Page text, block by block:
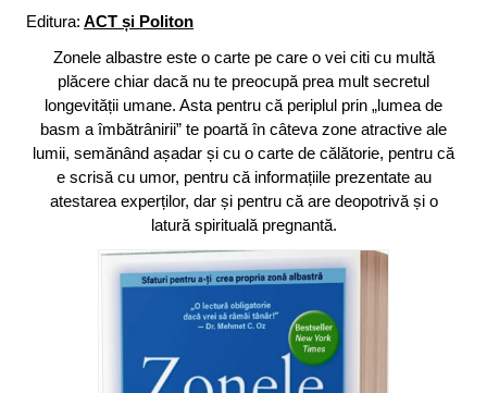
Editura: ACT și Politon
Zonele albastre este o carte pe care o vei citi cu multă
plăcere chiar dacă nu te preocupă prea mult secretul
longevității umane. Asta pentru că periplul prin „lumea de
basm a îmbătrânirii” te poartă în câteva zone atractive ale
lumii, semănând așadar și cu o carte de călătorie, pentru că
e scrisă cu umor, pentru că informațiile prezentate au
atestarea experților, dar și pentru că are deopotrivă și o
latură spirituală pregnantă.